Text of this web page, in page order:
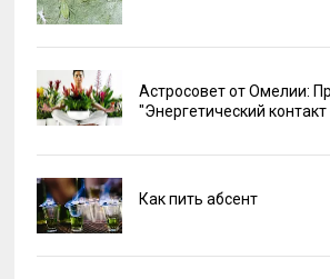
Астросовет от Омелии:
"Энергетический
Как пить абсент